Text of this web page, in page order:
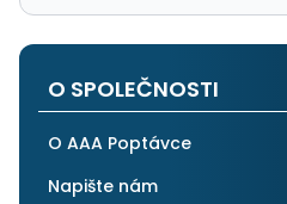
O SPOLEČNOSTI
O AAA Poptávce
Napište nám